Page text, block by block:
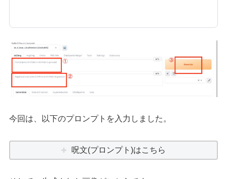
今回は、以下のプロンプトを入力しました。
呪文(プロンプト)はこちら